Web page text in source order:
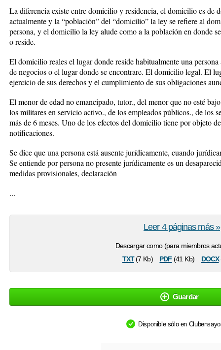
La diferencia existe entre domicilio y residencia, el domicilio es de
actualmente y la “población” del “domicilio” la ley se refiere al
persona, y el domicilio la ley alude como a la población en donde
o reside.
El domicilio reales el lugar donde reside habitualmente una
de negocios o el lugar donde se encontrare. El domicilio legal. El
ejercicio de sus derechos y el cumplimiento de sus obligaciones
El menor de edad no emancipado, tutor., del menor que no esté
los militares en servicio activo., de los empleados públicos., de los
más de 6 meses. Uno de los efectos del domicilio tiene por objeto
notificaciones.
Se dice que una persona está ausente jurídicamente, cuando
Se entiende por persona no presente jurídicamente es un
medidas provisionales, declaración
...
Descargar como (para miembros
txt(7 Kb) pdf (41 Kb) docx
Leer 4 páginas más »
Guardar
Disponible sólo en